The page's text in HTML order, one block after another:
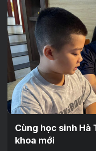
Cùng học sinh Hà
khoa mới